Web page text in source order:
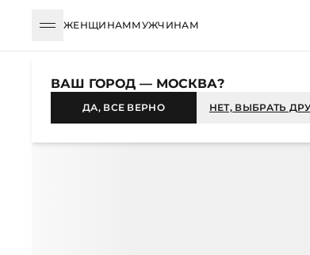
ЖЕНЩИНАММУЖЧИНАМ
НОВИНКА
ВАШ ГОРОД — МОСКВА?
ДА, ВСЕ ВЕРНО НЕТ, ВЫБРАТЬ